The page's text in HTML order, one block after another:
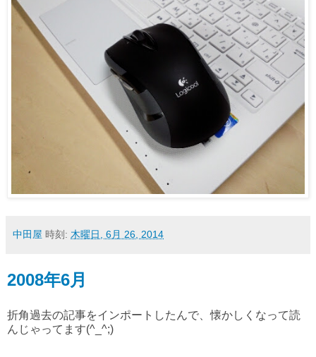
中田屋 時刻: 木曜日, 6月 26, 2014
2008年6月
折角過去の記事をインポートしたんで、懐かしくなって読
んじゃってます(^_^;)